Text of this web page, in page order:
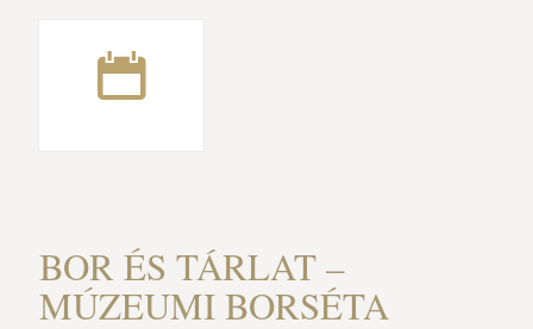
BOR ÉS TÁRLAT –
MÚZEUMI BORSÉTA